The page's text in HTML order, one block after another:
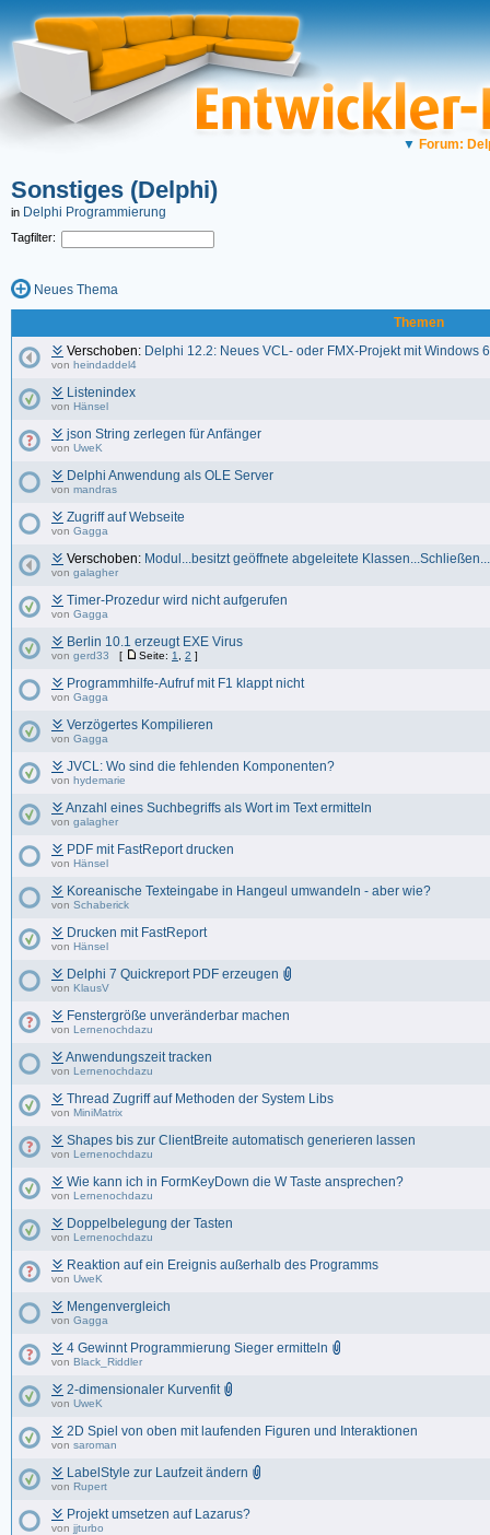
▼ Forum:
Sonstiges (Delphi)
in Delphi Programmierung
Tagfilter:
Neues Thema
Themen
Verschoben: Delphi 12.2: Neues VCL- oder FMX-Projekt mit Windows
von heindaddel4
Listenindex
von Hänsel
json String zerlegen für Anfänger
von UweK
Delphi Anwendung als OLE Server
von mandras
Zugriff auf Webseite
von Gagga
Verschoben: Modul...besitzt geöffnete abgeleitete Klassen...Schließen...
von galagher
Timer-Prozedur wird nicht aufgerufen
von Gagga
Berlin 10.1 erzeugt EXE Virus
von gerd33 [ Seite: 1 2 ]
Programmhilfe-Aufruf mit F1 klappt nicht
von Gagga
Verzögertes Kompilieren
von Gagga
JVCL: Wo sind die fehlenden Komponenten?
von hydemarie
Anzahl eines Suchbegriffs als Wort im Text ermitteln
von galagher
PDF mit FastReport drucken
von Hänsel
Koreanische Texteingabe in Hangeul umwandeln - aber wie?
von Schaberick
Drucken mit FastReport
von Hänsel
Delphi 7 Quickreport PDF erzeugen
von KlausV
Fenstergröße unveränderbar machen
von Lernenochdazu
Anwendungszeit tracken
von Lernenochdazu
Thread Zugriff auf Methoden der System Libs
von MiniMatrix
Shapes bis zur ClientBreite automatisch generieren lassen
von Lernenochdazu
Wie kann ich in FormKeyDown die W Taste ansprechen?
von Lernenochdazu
Doppelbelegung der Tasten
von Lernenochdazu
Reaktion auf ein Ereignis außerhalb des Programms
von UweK
Mengenvergleich
von Gagga
4 Gewinnt Programmierung Sieger ermitteln
von Black_Riddler
2-dimensionaler Kurvenfit
von UweK
2D Spiel von oben mit laufenden Figuren und Interaktionen
von saroman
LabelStyle zur Laufzeit ändern
von Rupert
Projekt umsetzen auf Lazarus?
von jjturbo